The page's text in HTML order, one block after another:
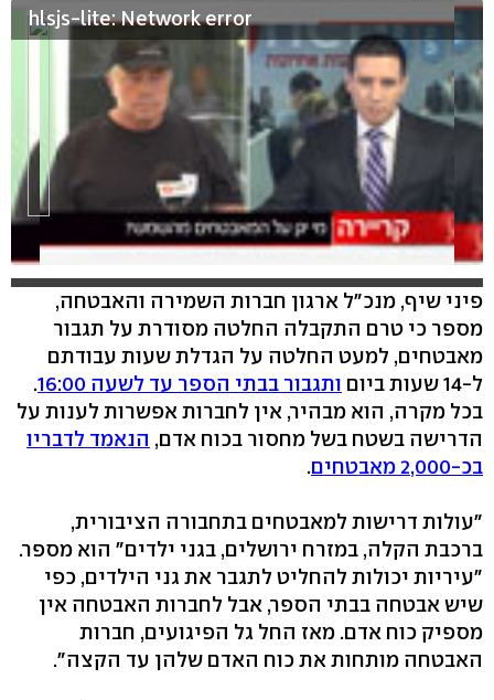
hlsjs-lite: Network error
פיני שיף, מנכ"ל ארגון חברות השמירה והאבטחה,
מספר כי טרם התקבלה החלטה מסודרת על תגבור
מאבטחים, למעט החלטה על הגדלת שעות עבודתם
ל-14 שעות ביום
ותגבור בבתי הספר עד לשעה 16:00
.
בכל מקרה, הוא מבהיר, אין לחברות אפשרות לענות על
הדרישה בשטח בשל מחסור בכוח אדם, הנאמד לדבריו
בכ-2,000 מאבטחים
.
"עולות דרישות למאבטחים בתחבורה הציבורית,
ברכבת הקלה, במזרח ירושלים, בגני ילדים" הוא מספר.
"עיריות יכולות להחליט לתגבר את גני הילדים, כפי
שיש אבטחה בבתי הספר, אבל לחברות האבטחה אין
מספיק כוח אדם. מאז החל גל הפיגועים, חברות
האבטחה מותחות את כוח האדם שלהן עד הקצה".